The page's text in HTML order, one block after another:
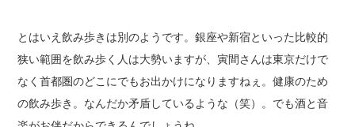
とはいえ飲み歩きは別のようです。銀座や新宿といった比較的
狭い範囲を飲み歩く人は大勢いますが、寅間さんは東京だけで
なく首都圏のどこにでもお出かけになりますねぇ。健康のため
の飲み歩き。なんだか矛盾しているような（笑）。でも酒と音